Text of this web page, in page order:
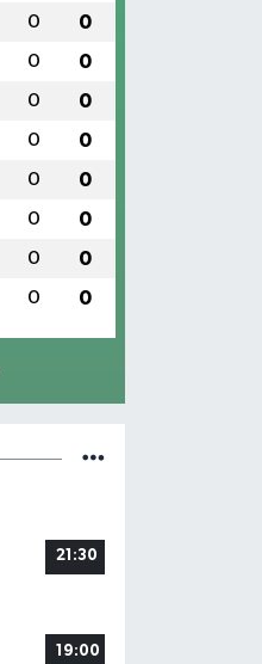
0 0
0 0
0 0
0 0
0 0
0 0
0 0
0 0
21:30
19:00